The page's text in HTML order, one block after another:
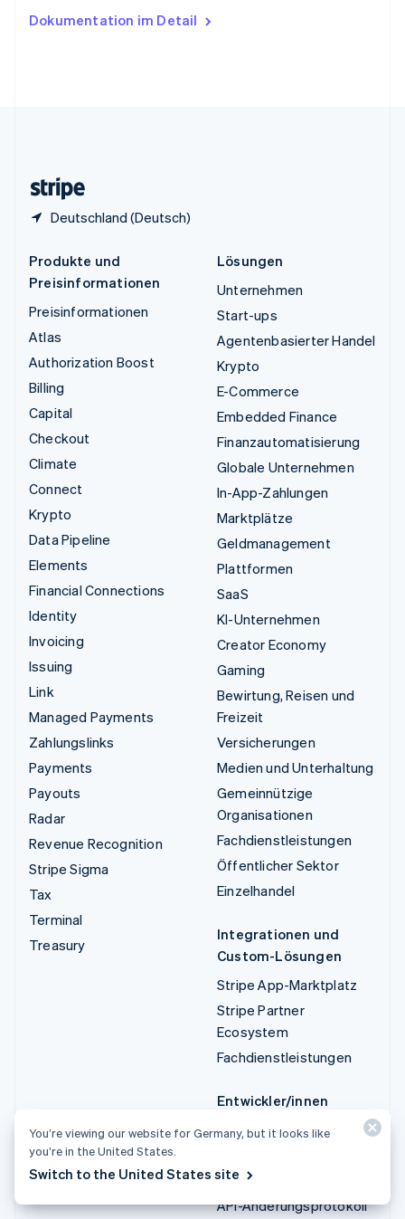
Dokumentation im Detail
Deutschland (Deutsch)
English
Produkte und
Preisinformationen
Preisinformationen
Atlas
Authorization Boost
Billing
Capital
Checkout
Climate
Connect
Krypto
Data Pipeline
Elements
Financial Connections
Identity
Invoicing
Issuing
Link
Managed Payments
Zahlungslinks
Payments
Payouts
Radar
Revenue Recognition
Stripe Sigma
Tax
Terminal
Treasury
Lösungen
Unternehmen
Start-ups
Agentenbasierter Handel
Krypto
E-Commerce
Embedded Finance
Finanzautomatisierung
Globale Unternehmen
In-App-Zahlungen
Marktplätze
Geldmanagement
Plattformen
SaaS
KI-Unternehmen
Creator Economy
Gaming
Bewirtung, Reisen und
Freizeit
Versicherungen
Medien und Unterhaltung
Gemeinnützige
Organisationen
Fachdienstleistungen
Öffentlicher Sektor
Einzelhandel
Integrationen und
Custom-Lösungen
Stripe App-Marktplatz
Stripe Partner
Ecosystem
Fachdienstleistungen
Entwickler/innen
Dokumentation
API-Status
API-Änderungsprotokoll
You’re viewing our website for Germany, but it looks like
you’re in the United States.
Switch to the United States site